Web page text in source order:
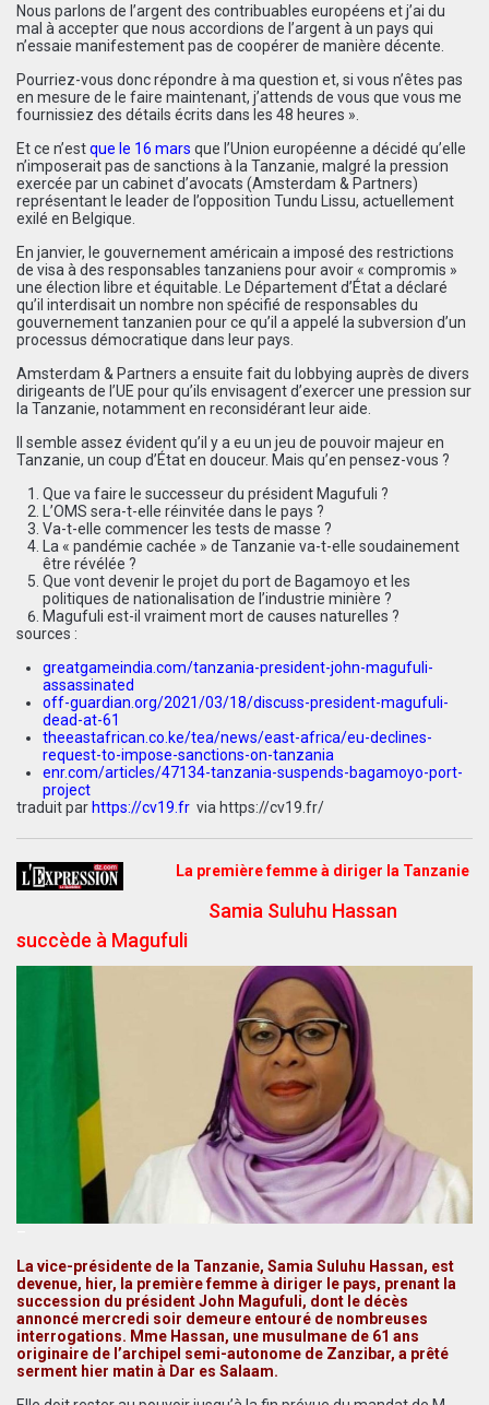
Nous parlons de l’argent des contribuables européens et j’ai du
mal à accepter que nous accordions de l’argent à un pays qui
n’essaie manifestement pas de coopérer de manière décente.
Pourriez-vous donc répondre à ma question et, si vous n’êtes pas
en mesure de le faire maintenant, j’attends de vous que vous me
fournissiez des détails écrits dans les 48 heures ».
Et ce n’estque le 16 mars que l’Union européenne a décidé qu’elle
n’imposerait pas de sanctions à la Tanzanie, malgré la pression
exercée par un cabinet d’avocats (Amsterdam & Partners)
représentant le leader de l’opposition Tundu Lissu, actuellement
exilé en Belgique.
En janvier, le gouvernement américain a imposé des restrictions
de visa à des responsables tanzaniens pour avoir « compromis »
une élection libre et équitable. Le Département d’État a déclaré
qu’il interdisait un nombre non spécifié de responsables du
gouvernement tanzanien pour ce qu’il a appelé la subversion d’un
processus démocratique dans leur pays.
Amsterdam & Partners a ensuite fait du lobbying auprès de divers
dirigeants de l’UE pour qu’ils envisagent d’exercer une pression sur
la Tanzanie, notamment en reconsidérant leur aide.
Il semble assez évident qu’il y a eu un jeu de pouvoir majeur en
Tanzanie, un coup d’État en douceur. Mais qu’en pensez-vous ?
Que va faire le successeur du président Magufuli ?
L’OMS sera-t-elle réinvitée dans le pays ?
Va-t-elle commencer les tests de masse ?
La « pandémie cachée » de Tanzanie va-t-elle soudainement
être révélée ?
Que vont devenir le projet du port de Bagamoyo et les
politiques de nationalisation de l’industrie minière ?
Magufuli est-il vraiment mort de causes naturelles ?
sources :
greatgameindia.com/tanzania-president-john-magufuli-
assassinated
off-guardian.org/2021/03/18/discuss-president-magufuli-
dead-at-61
theeastafrican.co.ke/tea/news/east-africa/eu-declines-
request-to-impose-sanctions-on-tanzania
enr.com/articles/47134-tanzania-suspends-bagamoyo-port-
project
traduit par https://cv19.fr via https://cv19.fr/
La première femme à diriger la Tanzanie
Samia Suluhu Hassan
succède à Magufuli
La vice-présidente de la Tanzanie, Samia Suluhu Hassan, est
devenue, hier, la première femme à diriger le pays, prenant la
succession du président John Magufuli, dont le décès
annoncé mercredi soir demeure entouré de nombreuses
interrogations. Mme Hassan, une musulmane de 61 ans
originaire de l’archipel semi-autonome de Zanzibar, a prêté
serment hier matin à Dar es Salaam.